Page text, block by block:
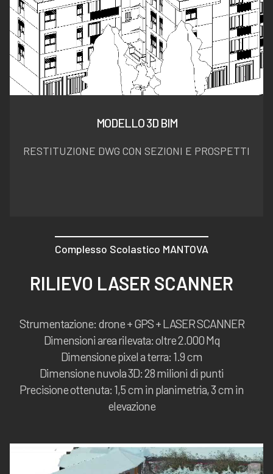
MODELLO 3D BIM
RESTITUZIONE DWG CON SEZIONI E PROSPETTI
Complesso Scolastico MANTOVA
RILIEVO LASER SCANNER
Strumentazione: drone + GPS + LASER SCANNER
Dimensioni area rilevata: oltre 2.000 Mq
Dimensione pixel a terra: 1.9 cm
Dimensione nuvola 3D: 28 milioni di punti
Precisione ottenuta: 1,5 cm in planimetria, 3 cm in
elevazione